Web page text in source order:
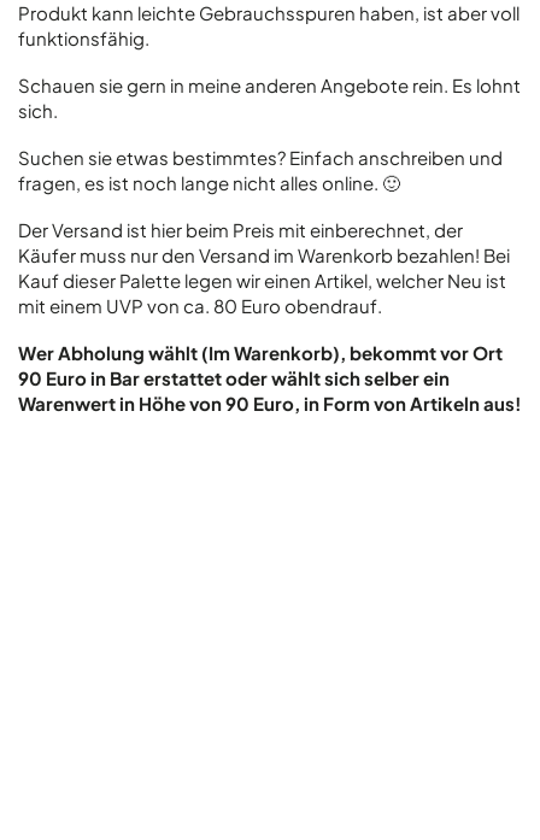
Produkt kann leichte Gebrauchsspuren haben, ist aber voll
funktionsfähig.
Schauen sie gern in meine anderen Angebote rein. Es lohnt
sich.
Suchen sie etwas bestimmtes? Einfach anschreiben und
fragen, es ist noch lange nicht alles online. 🙂
Der Versand ist hier beim Preis mit einberechnet, der
Käufer muss nur den Versand im Warenkorb bezahlen! Bei
Kauf dieser Palette legen wir einen Artikel, welcher Neu ist
mit einem UVP von ca. 80 Euro obendrauf.
Wer Abholung wählt (Im Warenkorb), bekommt vor Ort
90 Euro in Bar erstattet oder wählt sich selber ein
Warenwert in Höhe von 90 Euro, in Form von Artikeln aus!